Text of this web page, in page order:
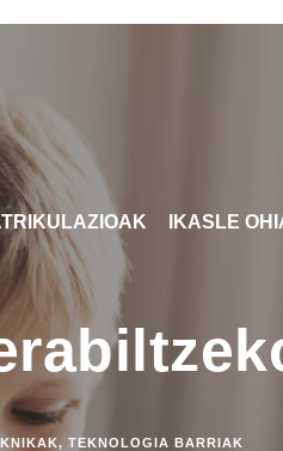
IKASLE
, TEKNOLOGIA BARRIAK